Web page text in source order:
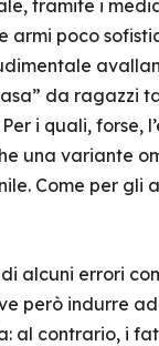
tramite i
armi poco
da ragazzi
i quali, forse,
una variante
Come per gli
alcuni errori
però indurre
al contrario, i